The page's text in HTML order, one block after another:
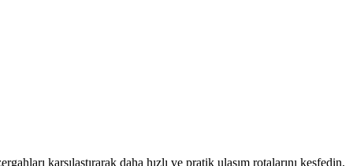
karşılaştırarak daha hızlı ve pratik ulaşım rotalarını keşfedin.